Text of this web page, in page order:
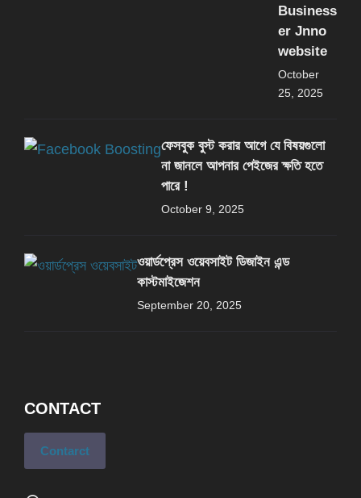
Business
er Jnno
website
October
25, 2025
ফেসবুক বুস্ট করার আগে যে বিষয়গুলো
না জানলে আপনার পেইজের ক্ষতি হতে
পারে !
October 9, 2025
ওয়ার্ডপ্রেস ওয়েবসাইট ডিজাইন এন্ড
কাস্টমাইজেশন
September 20, 2025
CONTACT
Contarct